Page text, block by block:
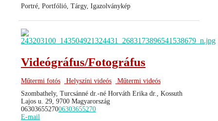
Portré, Portfólió, Tárgy, Igazolványkép
Videógráfus/Fotográfus
Műtermi fotós Helyszíni videós
Műtermi videós
Szombathely, Turcsánné dr.-né Horváth Erika dr., Kossuth
Lajos u. 29, 9700 Magyarország
0630365527006303655270
E-mail